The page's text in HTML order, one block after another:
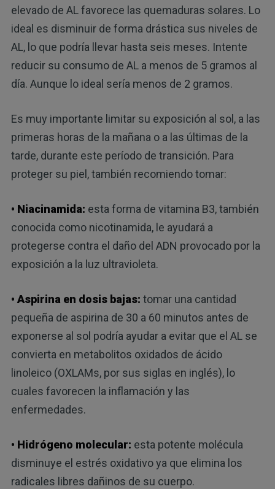
elevado de AL favorece las quemaduras solares. Lo
ideal es disminuir de forma drástica sus niveles de
AL, lo que podría llevar hasta seis meses. Intente
reducir su consumo de AL a menos de 5 gramos al
día. Aunque lo ideal sería menos de 2 gramos.
Es muy importante limitar su exposición al sol, a las
primeras horas de la mañana o a las últimas de la
tarde, durante este período de transición. Para
proteger su piel, también recomiendo tomar:
• Niacinamida: esta forma de vitamina B3, también
conocida como nicotinamida, le ayudará a
protegerse contra el daño del ADN provocado por la
exposición a la luz ultravioleta.
• Aspirina en dosis bajas: tomar una cantidad
pequeña de aspirina de 30 a 60 minutos antes de
exponerse al sol podría ayudar a evitar que el AL se
convierta en metabolitos oxidados de ácido
linoleico (OXLAMs, por sus siglas en inglés), lo
cuales favorecen la inflamación y las
enfermedades.
• Hidrógeno molecular: esta potente molécula
disminuye el estrés oxidativo ya que elimina los
radicales libres dañinos de su cuerpo.